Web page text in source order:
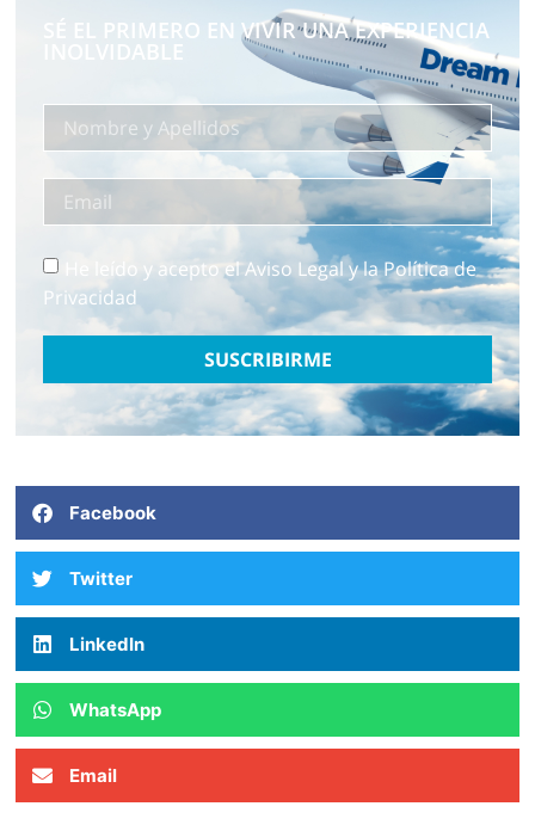
SÉ EL PRIMERO EN VIVIR UNA EXPERIENCIA
INOLVIDABLE
He leído y acepto el Aviso Legal y la Política de
Privacidad
SUSCRIBIRME
Facebook
Twitter
LinkedIn
WhatsApp
Email